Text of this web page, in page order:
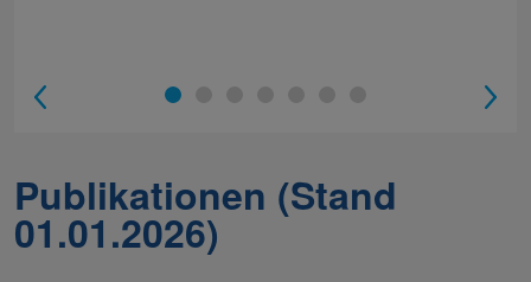
1
Publikationen (Stand
01.01.2026)